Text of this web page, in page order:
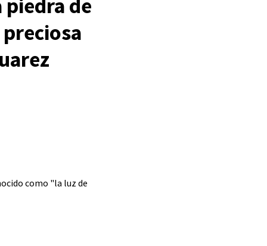
de
como "la luz de